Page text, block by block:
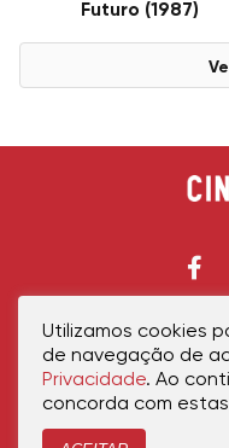
Futuro (1987)
Início Política de
Utilizamos cookies
de navegação de
Privacidade. Ao
concorda com